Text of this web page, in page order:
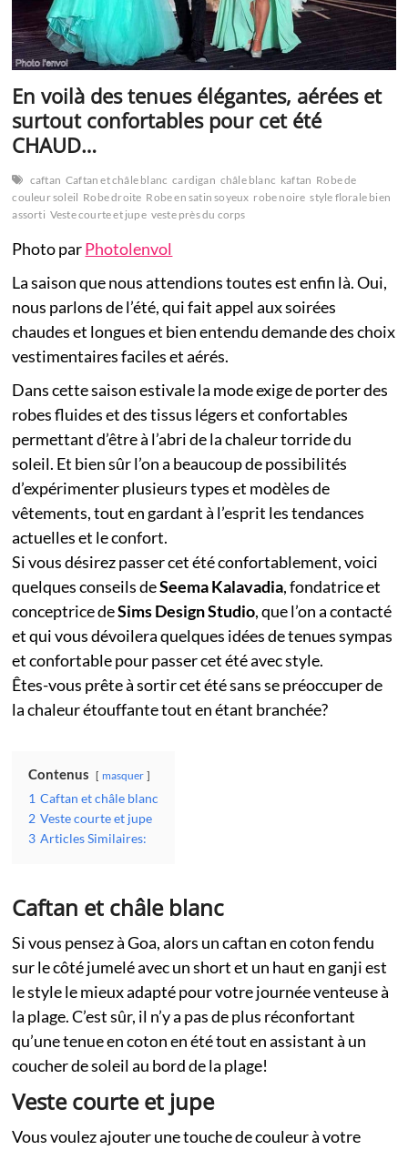
En voilà des tenues élégantes, aérées et
surtout confortables pour cet été
CHAUD…
caftan Caftan et châle blanc cardigan châle blanc kaftan Robe de
couleur soleil Robe droite Robe en satin soyeux robe noire style florale bien
assorti Veste courte et jupe veste près du corps
Photo parPhotolenvol
La saison que nous attendions toutes est enfin là. Oui,
nous parlons de l’été, qui fait appel aux soirées
chaudes et longues et bien entendu demande des choix
vestimentaires faciles et aérés.
Dans cette saison estivale la mode exige de porter des
robes fluides et des tissus légers et confortables
permettant d’être à l’abri de la chaleur torride du
soleil. Et bien sûr l’on a beaucoup de possibilités
d’expérimenter plusieurs types et modèles de
vêtements, tout en gardant à l’esprit les tendances
actuelles et le confort.
Si vous désirez passer cet été confortablement, voici
quelques conseils deSeema Kalavadia, fondatrice et
conceptrice deSims Design Studio, que l’on a contacté
et qui vous dévoilera quelques idées de tenues sympas
et confortable pour passer cet été avec style.
Êtes-vous prête à sortir cet été sans se préoccuper de
la chaleur étouffante tout en étant branchée?
Contenus masquer
1 Caftan et châle blanc
2 Veste courte et jupe
3 Articles Similaires:
Caftan et châle blanc
Si vous pensez à Goa, alors un caftan en coton fendu
sur le côté jumelé avec un short et un haut en ganji est
le style le mieux adapté pour votre journée venteuse à
la plage. C’est sûr, il n’y a pas de plus réconfortant
qu’une tenue en coton en été tout en assistant à un
coucher de soleil au bord de la plage!
Veste courte et jupe
Vous voulez ajouter une touche de couleur à votre